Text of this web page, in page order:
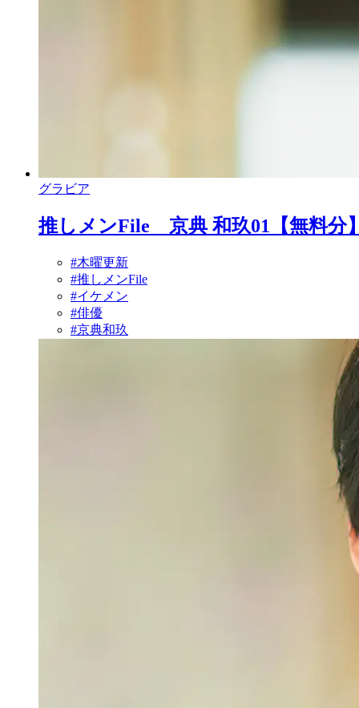
グラビア
推しメンFile 京典 和玖01【無料分
#木曜更新
#推しメンFile
#イケメン
#俳優
#京典和玖